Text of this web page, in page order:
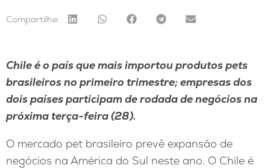
Compartilhe:
Chile é o país que mais importou produtos pets
brasileiros no primeiro trimestre; empresas dos
dois países participam de rodada de negócios na
próxima terça-feira (28).
O mercado pet brasileiro prevê expansão de
negócios na América do Sul neste ano. O Chile é